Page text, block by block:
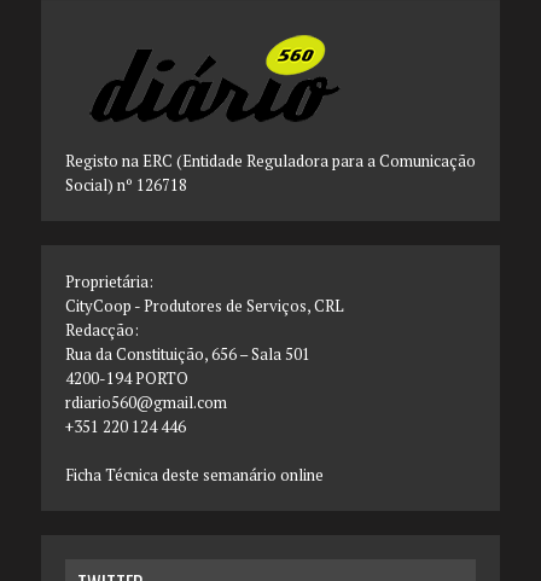
Registo na ERC (Entidade Reguladora para a Comunicação
Social) nº 126718
Proprietária:
CityCoop - Produtores de Serviços, CRL
Redacção:
Rua da Constituição, 656 – Sala 501
4200-194 PORTO
rdiario560@gmail.com
+351 220 124 446
Ficha Técnica deste semanário online